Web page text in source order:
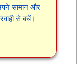
सामान और
से बचें।